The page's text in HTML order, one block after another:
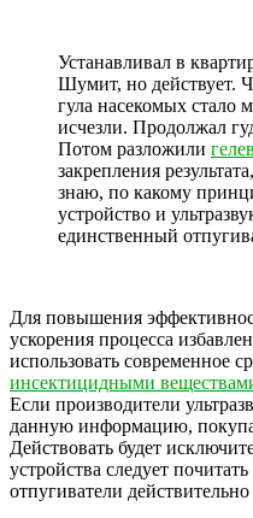
Устанавливал в
Шумит, но действует.
гула насекомых стало
исчезли. Продолжал
Потом разложили
закрепления
знаю, по какому
устройство и
единственный
Для повышения
ускорения процесса
использовать современное
инсектицидными
Если производители
данную информацию,
Действовать будет
устройства следует
отпугиватели